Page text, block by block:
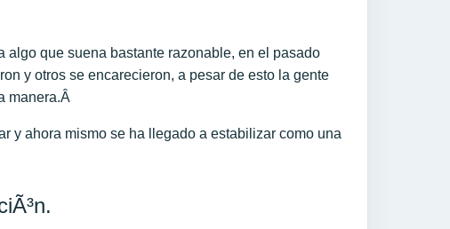
que suena bastante razonable, en el pasado
y otros se encarecieron, a pesar de esto la gente
manera.Â
y ahora mismo se ha llegado a estabilizar como una